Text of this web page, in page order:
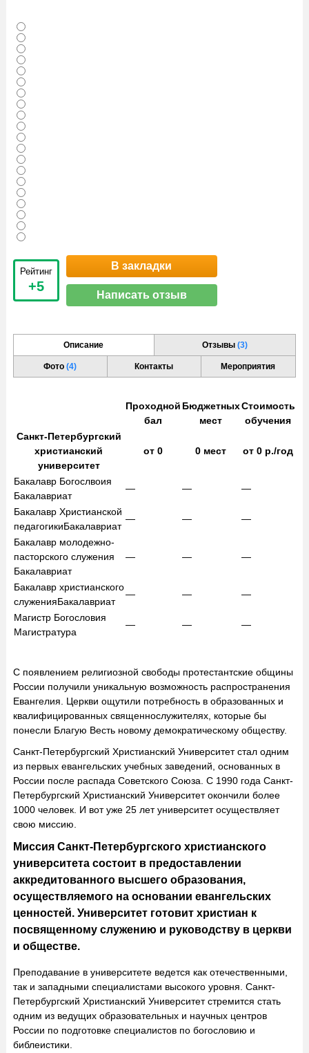
Рейтинг
+5
В закладки
Написать отзыв
Описание Отзывы (3)
Фото(4) Контакты Мероприятия
Проходной
бал
Бюджетных
мест
Стоимость
обучения
Санкт-Петербургский
христианский
университет
от0 0 мест от 0 р./год
Бакалавр Богослвоия
Бакалавриат
— — —
Бакалавр Христианской
педагогикиБакалавриат
— — —
Бакалавр молодежно-
пасторского служения
Бакалавриат
— — —
Бакалавр христианского
служенияБакалавриат
— — —
Магистр Богословия
Магистратура
— — —
С появлением религиозной свободы протестантские общины
России получили уникальную возможность распространения
Евангелия. Церкви ощутили потребность в образованных и
квалифицированных священнослужителях, которые бы
понесли Благую Весть новому демократическому обществу.
Санкт-Петербургский Христианский Университет стал одним
из первых евангельских учебных заведений, основанных в
России после распада Советского Союза. С 1990 года Санкт-
Петербургский Христианский Университет окончили более
1000 человек. И вот уже 25 лет университет осуществляет
свою миссию.
Миссия Санкт-Петербургского христианского
университета состоит в предоставлении
аккредитованного высшего образования,
осуществляемого на основании евангельских
ценностей. Университет готовит христиан к
посвященному служению и руководству в церкви
и обществе.
Преподавание в университете ведется как отечественными,
так и западными специалистами высокого уровня. Санкт-
Петербургский Христианский Университет стремится стать
одним из ведущих образовательных и научных центров
России по подготовке специалистов по богословию и
библеистики.